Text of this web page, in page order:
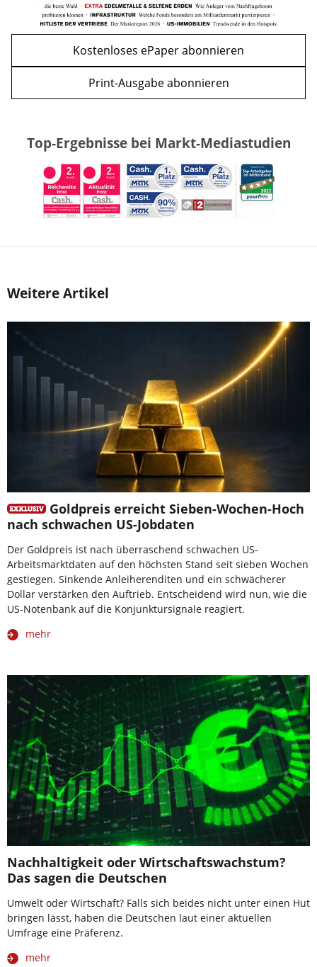
Kostenloses ePaper abonnieren
Print-Ausgabe abonnieren
Top-Ergebnisse bei Markt-Mediastudien
Weitere Artikel
Goldpreis erreicht Sieben-Wochen-Hoch
nach schwachen US-Jobdaten
Der Goldpreis ist nach überraschend schwachen US-
Arbeitsmarktdaten auf den höchsten Stand seit sieben Wochen
gestiegen. Sinkende Anleiherenditen und ein schwächerer
Dollar verstärken den Auftrieb. Entscheidend wird nun, wie die
US-Notenbank auf die Konjunktursignale reagiert.
mehr
Nachhaltigkeit oder Wirtschaftswachstum?
Das sagen die Deutschen
Umwelt oder Wirtschaft? Falls sich beides nicht unter einen Hut
bringen lässt, haben die Deutschen laut einer aktuellen
Umfrage eine Präferenz.
mehr